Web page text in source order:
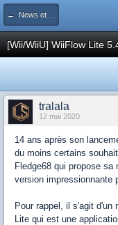
← News et actualités postées sur LS
[Wii/WiiU] WiiFlow Lite
tralala
12 mai 2020
14 ans après son
du moins certains
Fledge68 qui propose
version impressionnante
Pour rappel, il s'agit d'un
Lite qui est une